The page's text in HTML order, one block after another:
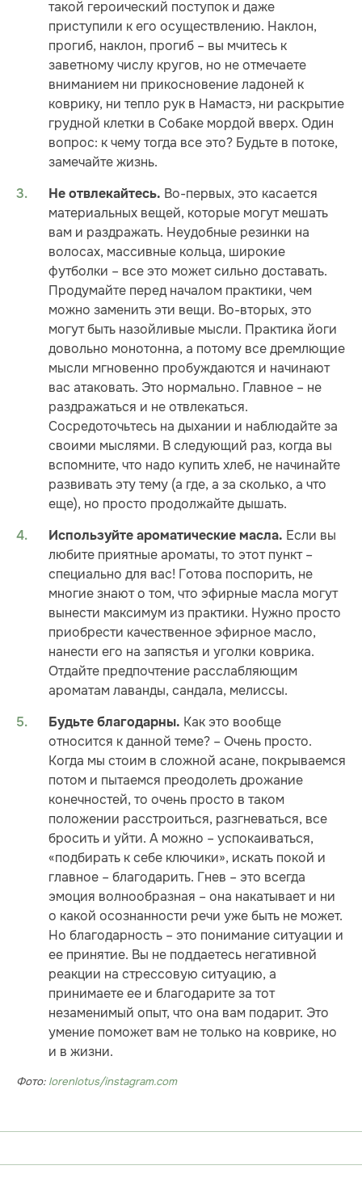
такой героический поступок и даже
приступили к его осуществлению. Наклон,
прогиб, наклон, прогиб – вы мчитесь к
заветному числу кругов, но не отмечаете
вниманием ни прикосновение ладоней к
коврику, ни тепло рук в Намастэ, ни раскрытие
грудной клетки в Собаке мордой вверх. Один
вопрос: к чему тогда все это? Будьте в потоке,
замечайте жизнь.
Не отвлекайтесь. Во-первых, это касается
материальных вещей, которые могут мешать
вам и раздражать. Неудобные резинки на
волосах, массивные кольца, широкие
футболки – все это может сильно доставать.
Продумайте перед началом практики, чем
можно заменить эти вещи. Во-вторых, это
могут быть назойливые мысли. Практика йоги
довольно монотонна, а потому все дремлющие
мысли мгновенно пробуждаются и начинают
вас атаковать. Это нормально. Главное – не
раздражаться и не отвлекаться.
Сосредоточьтесь на дыхании и наблюдайте за
своими мыслями. В следующий раз, когда вы
вспомните, что надо купить хлеб, не начинайте
развивать эту тему (а где, а за сколько, а что
еще), но просто продолжайте дышать.
Используйте ароматические масла. Если вы
любите приятные ароматы, то этот пункт –
специально для вас! Готова поспорить, не
многие знают о том, что эфирные масла могут
вынести максимум из практики. Нужно просто
приобрести качественное эфирное масло,
нанести его на запястья и уголки коврика.
Отдайте предпочтение расслабляющим
ароматам лаванды, сандала, мелиссы.
Будьте благодарны. Как это вообще
относится к данной теме? – Очень просто.
Когда мы стоим в сложной асане, покрываемся
потом и пытаемся преодолеть дрожание
конечностей, то очень просто в таком
положении расстроиться, разгневаться, все
бросить и уйти. А можно – успокаиваться,
«подбирать к себе ключики», искать покой и
главное – благодарить. Гнев – это всегда
эмоция волнообразная – она накатывает и ни
о какой осознанности речи уже быть не может.
Но благодарность – это понимание ситуации и
ее принятие. Вы не поддаетесь негативной
реакции на стрессовую ситуацию, а
принимаете ее и благодарите за тот
незаменимый опыт, что она вам подарит. Это
умение поможет вам не только на коврике, но
и в жизни.
Фото: lorenlotus/instagram.com